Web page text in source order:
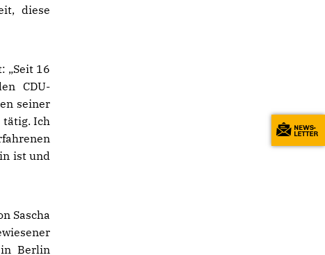
diese
„Seit 16
CDU-
seiner
tätig. Ich
ist und
Sascha
Berlin